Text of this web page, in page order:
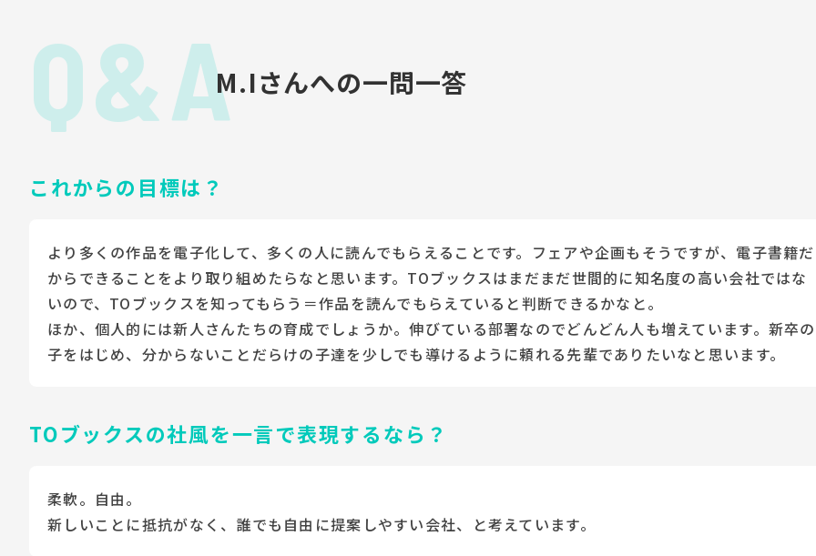
Q&AM.Iさんへの一問一答
これからの目標は？
より多くの作品を電子化して、多くの人に読んでもらえることです。フェアや企画もそうですが、電子書籍だ
からできることをより取り組めたらなと思います。TOブックスはまだまだ世間的に知名度の高い会社ではな
いので、TOブックスを知ってもらう＝作品を読んでもらえていると判断できるかなと。
ほか、個人的には新人さんたちの育成でしょうか。伸びている部署なのでどんどん人も増えています。新卒の
子をはじめ、分からないことだらけの子達を少しでも導けるように頼れる先輩でありたいなと思います。
TOブックスの社風を一言で表現するなら？
柔軟。自由。
新しいことに抵抗がなく、誰でも自由に提案しやすい会社、と考えています。